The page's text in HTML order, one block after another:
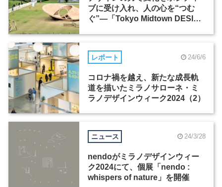
ブに受け入れ、人の心を“つむ
ぐ”―「Tokyo Midtown DESIGN
レポート 24/6/6
コロナ禍を越え、新たな成長軌
道を描いたミラノサローネ・ミ
ラノデザインウィーク2024（2）
ニュース 24/3/28
nendoがミラノデザインウィー
ク2024にて、個展「nendo :
whispers of nature」を開催